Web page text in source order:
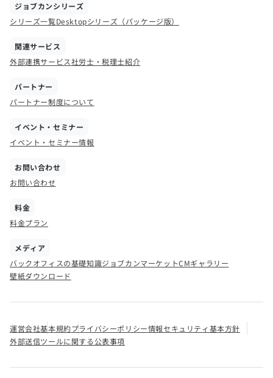
ジョブカンシリーズ
シリーズ一覧Desktopシリーズ（パッケージ版）
関連サービス
外部連携サービス社労士・税理士紹介
パートナー
パートナー制度について
イベント・セミナー
イベント・セミナー情報
お問い合わせ
お問い合わせ
料金
料金プラン
メディア
バックオフィスの基礎知識ジョブカンマーケットCMギャラリー
壁紙ダウンロード
運営会社基本規約プライバシーポリシー情報セキュリティ基本方針
外部送信ツールに関する公表事項